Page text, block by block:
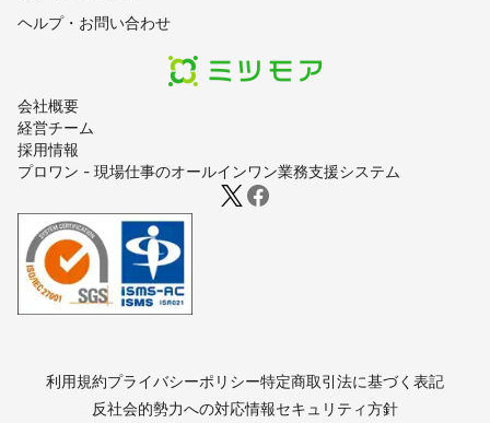
会社概要
経営チーム
採用情報
プロワン - 現場仕事のオールインワン業務支援システム
ヘルプ・お問い合わせ
利用規約プライバシーポリシー特定商取引法に基づく表記
反社会的勢力への対応情報セキュリティ方針